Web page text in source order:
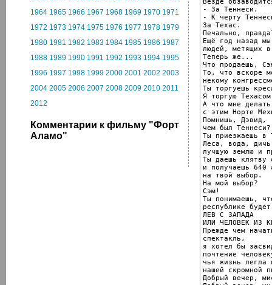
1964 1965 1966 1967 1968 1969 1970 1971
1972 1973 1974 1975 1976 1977 1978 1979
1980 1981 1982 1983 1984 1985 1986 1987
1988 1989 1990 1991 1992 1993 1994 1995
1996 1997 1998 1999 2000 2001 2002 2003
2004 2005 2006 2007 2008 2009 2010 2011
2012
Комментарии к фильму "Форт
Аламо"
- За Теннеси.
- К черту
За Техас.
Печально,
Ещё год назад
людей, метящих
Теперь же...
Что продаешь,
То, что вскоре
некому
Ты торгуешь
Я торгую
А что мне делать
с этим Норте
Помнишь, Дэвид,
чем был Теннеси?
Ты приезжаешь в
Леса, вода,
лучшую землю и
Ты даешь клятву
и получаешь 640
на твой выбор.
На мой выбор?
Сэм!
Ты понимаешь,
республике
ЛЕВ С ЗАПАДА
ИЛИ ЧЕЛОВЕК ИЗ
Прежде чем
спектакль,
я хотел бы
почтение
чья жизнь легла
нашей скромной
Добрый вечер,